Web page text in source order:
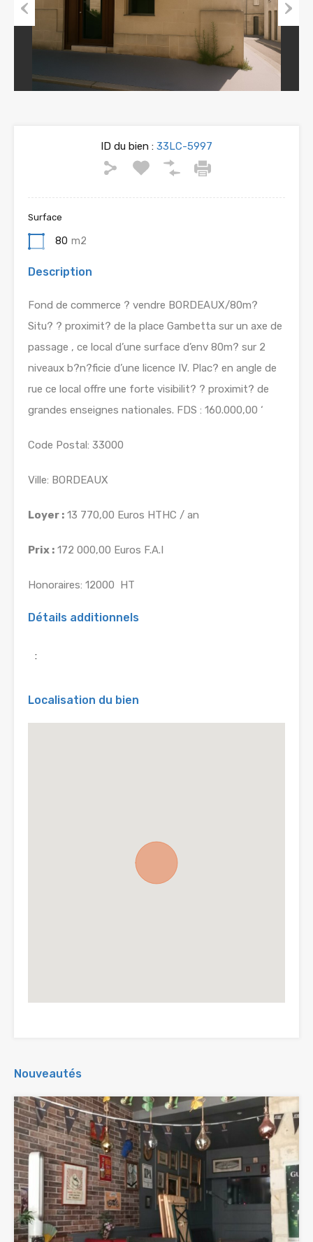
ID du bien : 33LC-5997
Surface
80 m2
Description
Fond de commerce ? vendre BORDEAUX/80m?
Situ? ? proximit? de la place Gambetta sur un axe de
passage , ce local d’une surface d’env 80m? sur 2
niveaux b?n?ficie d’une licence IV. Plac? en angle de
rue ce local offre une forte visibilit? ? proximit? de
grandes enseignes nationales. FDS : 160.000,00 ‘
Code Postal: 33000
Ville: BORDEAUX
Loyer : 13 770,00 Euros HTHC / an
Prix : 172 000,00 Euros F.A.I
Honoraires: 12000  HT
Détails additionnels
:
Localisation du bien
Nouveautés